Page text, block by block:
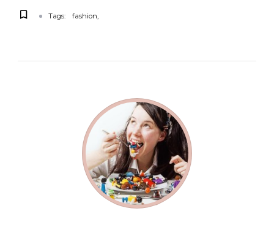
Tags: fashion